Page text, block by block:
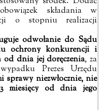
składania w
o stopniu realizacji
odwołanie do Sądu
ochrony konkurencji i
od dnia jej doręczenia, za
Prezes Urzędu
sprawy niezwłocznie, nie
miesięcy od dnia jego